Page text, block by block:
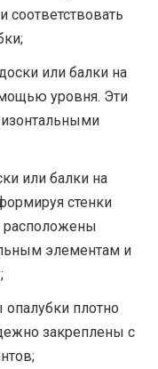
или балки на
уровня. Эти
или балки на
стенки
расположены
элементам и
плотно
закреплены с